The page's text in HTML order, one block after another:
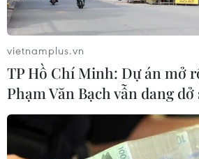
vietnamplus.vn
TP Hồ Chí Minh: Dự án mở
Phạm Văn Bạch vẫn dang dở